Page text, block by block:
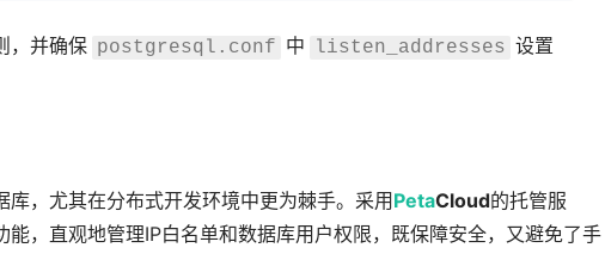
，并确保 postgresql.conf 中 listen_addresses 设置
，尤其在分布式开发环境中更为棘手。采用 PetaCloud的托管服
，直观地管理IP白名单和数据库用户权限，既保障安全，又避免了手